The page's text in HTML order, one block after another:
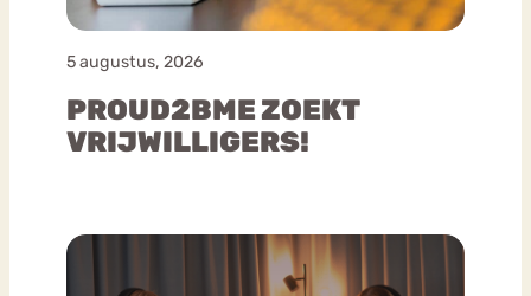
5 augustus, 2026
PROUD2BME ZOEKT
VRIJWILLIGERS!